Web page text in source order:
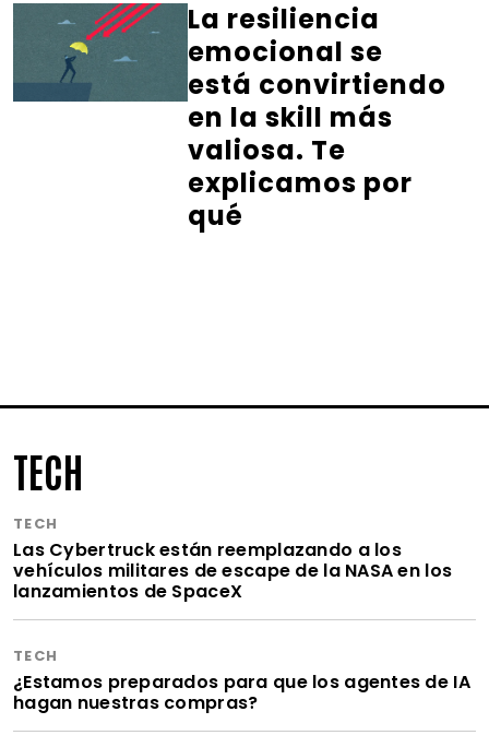
La resiliencia
emocional se
está convirtiendo
en la skill más
valiosa. Te
explicamos por
qué
TECH
TECH
Las Cybertruck están reemplazando a los
vehículos militares de escape de la NASA en los
lanzamientos de SpaceX
TECH
¿Estamos preparados para que los agentes de IA
hagan nuestras compras?